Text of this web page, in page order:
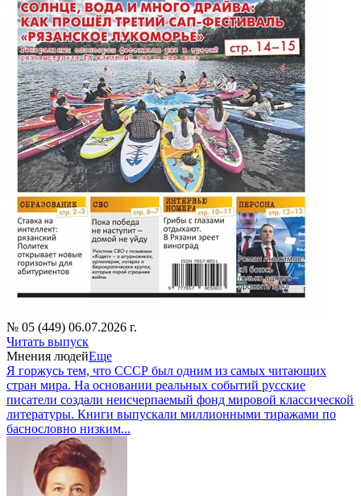
№ 05 (449) 06.07.2026 г.
Читать выпуск
Мнения людейЕще
Я горжусь тем, что СССР был одним из самых читающих
стран мира. На основании реальных событий русские
писатели создали неисчерпаемый фонд мировой классической
литературы. Книги выпускали миллионными тиражами по
баснословно низким...